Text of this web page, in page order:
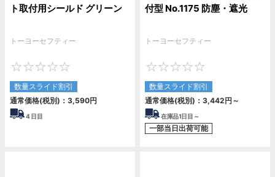
ト取付用シールド グリーン
トーヨーセフティー
数量スライド割引
通常価格(税別)： 3,590円
4日目
付型 No.1175 防塵・遮光
トーヨーセフティー
数量スライド割引
通常価格(税別)： 3,442円 ～
在庫品1日目～
一部当日出荷可能